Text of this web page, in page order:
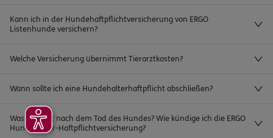
Kann ich in der Hundehaftpflichtversicherung von ERGO
Listenhunde versichern?
Welche Versicherung übernimmt Tierarztkosten?
Wann sollte ich eine Hundehalterhaftpflicht abschließen?
Was passiert nach dem Tod des Hundes? Wie kündige ich die ERGO
Hundehalter-Haftpflichtversicherung?